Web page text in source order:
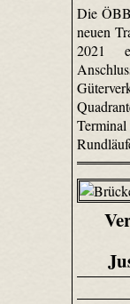
Die
neuen
2021